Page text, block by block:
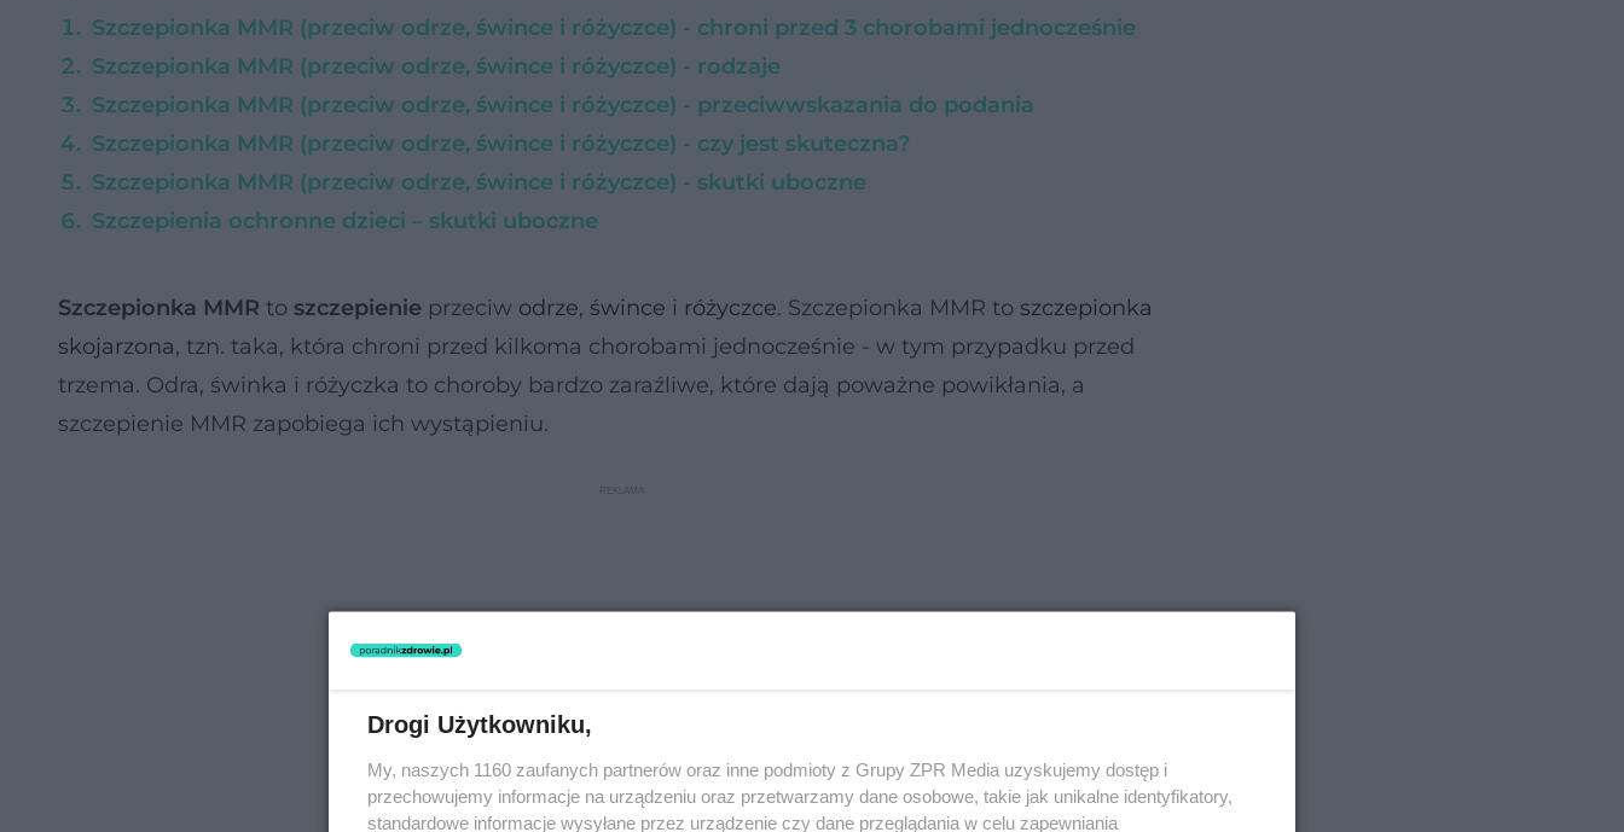
Szczepionka MMR (przeciw odrze, śwince i różyczce) - chroni przed 3 chorobami jednocześnie
Szczepionka MMR (przeciw odrze, śwince i różyczce) - rodzaje
Szczepionka MMR (przeciw odrze, śwince i różyczce) - przeciwwskazania do podania
Szczepionka MMR (przeciw odrze, śwince i różyczce) - czy jest skuteczna?
Szczepionka MMR (przeciw odrze, śwince i różyczce) - skutki uboczne
Szczepienia ochronne dzieci – skutki uboczne
Szczepionka MMR to szczepienie przeciw odrze, śwince i różyczce. Szczepionka MMR to szczepionka
skojarzona, tzn. taka, która chroni przed kilkoma chorobami jednocześnie - w tym przypadku przed
trzema. Odra, świnka i różyczka to choroby bardzo zaraźliwe, które dają poważne powikłania, a
szczepienie MMR zapobiega ich wystąpieniu.
Drogi Użytkowniku,
My, naszych 1160 zaufanych partnerów oraz inne podmioty z Grupy ZPR Media uzyskujemy dostęp i
przechowujemy informacje na urządzeniu oraz przetwarzamy dane osobowe, takie jak unikalne identyfikatory,
standardowe informacje wysyłane przez urządzenie czy dane przeglądania w celu zapewniania